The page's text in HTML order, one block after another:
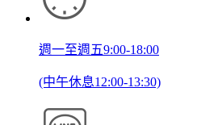
週一至週五9:00-18:00
(中午休息12:00-13:30)